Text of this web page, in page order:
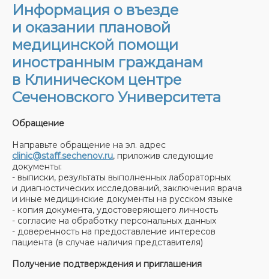
Информация о въезде
и оказании плановой
медицинской помощи
иностранным гражданам
в Клиническом центре
Сеченовского Университета
Обращение
Направьте обращение на эл. адрес
clinic@staff.sechenov.ru, приложив следующие
документы:
- выписки, результаты выполненных лабораторных
и диагностических исследований, заключения врача
и иные медицинские документы на русском языке
- копия документа, удостоверяющего личность
- согласие на обработку персональных данных
- доверенность на предоставление интересов
пациента (в случае наличия представителя)
Получение подтверждения и приглашения